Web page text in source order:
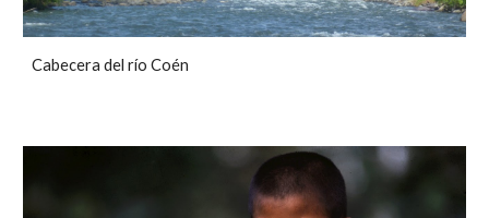
Cabecera del río Coén